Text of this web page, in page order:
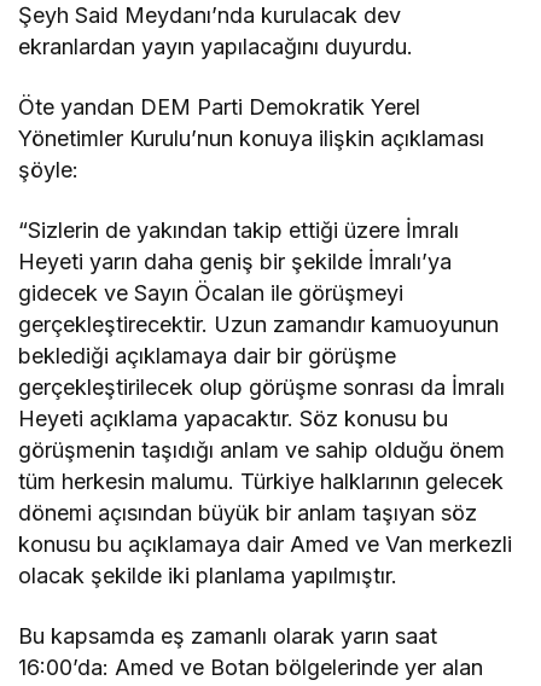
Şeyh Said Meydanı’nda kurulacak dev
ekranlardan yayın yapılacağını duyurdu.
Öte yandan DEM Parti Demokratik Yerel
Yönetimler Kurulu’nun konuya ilişkin açıklaması
şöyle:
“Sizlerin de yakından takip ettiği üzere İmralı
Heyeti yarın daha geniş bir şekilde İmralı’ya
gidecek ve Sayın Öcalan ile görüşmeyi
gerçekleştirecektir. Uzun zamandır kamuoyunun
beklediği açıklamaya dair bir görüşme
gerçekleştirilecek olup görüşme sonrası da İmralı
Heyeti açıklama yapacaktır. Söz konusu bu
görüşmenin taşıdığı anlam ve sahip olduğu önem
tüm herkesin malumu. Türkiye halklarının gelecek
dönemi açısından büyük bir anlam taşıyan söz
konusu bu açıklamaya dair Amed ve Van merkezli
olacak şekilde iki planlama yapılmıştır.
Bu kapsamda eş zamanlı olarak yarın saat
16:00’da: Amed ve Botan bölgelerinde yer alan